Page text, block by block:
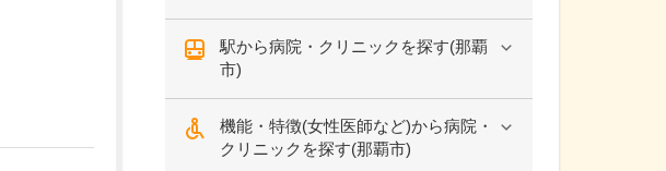
駅から病院・クリニックを探す(那覇
市)
機能・特徴(女性医師など)から病院・
クリニックを探す(那覇市)